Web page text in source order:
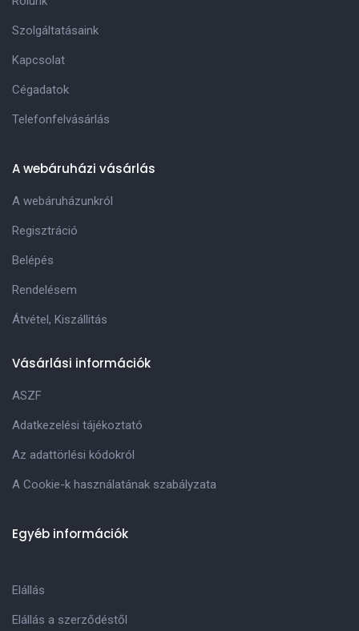
Szolgáltatásaink
Kapcsolat
Cégadatok
Telefonfelvásárlás
A webáruházi vásárlás
A webáruházunkról
Regisztráció
Belépés
Rendelésem
Átvétel, Kiszállitás
Vásárlási információk
ASZF
Adatkezelési tájékoztató
Az adattörlési kódokról
A Cookie-k használatának szabályzata
Egyéb információk
Elállás
Elállás a szerződéstől